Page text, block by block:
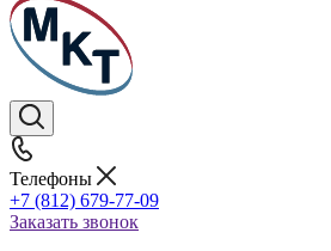
Телефоны
+7 (812) 679-77-09
Заказать звонок